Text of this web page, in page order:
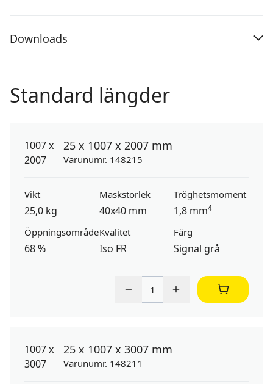
Downloads
Standard längder
25 x 1007 x 2007 mm
Varunumr. 148215
Vikt
25,0 kg
Maskstorlek
40x40 mm
Tröghetsmoment
1,8 mm4
Öppningsområde
68 %
Kvalitet
Iso FR
Färg
Signal grå
25 x 1007 x 3007 mm
Varunumr. 148211